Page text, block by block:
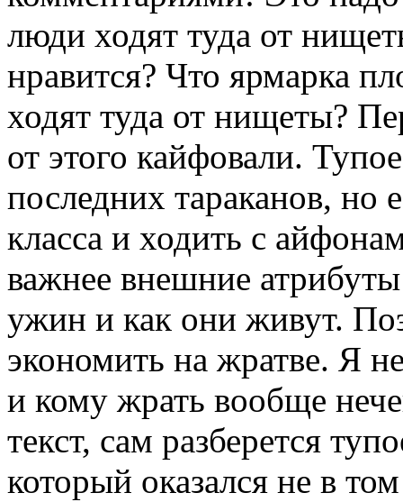
люди ходят туда от
нравится? Что ярмарка
ходят туда от нищеты?
от этого кайфовали.
последних тараканов,
класса и ходить с
важнее внешние
ужин и как они живут.
экономить на жратве. Я
и кому жрать вообще
текст, сам разберется
который оказался не в